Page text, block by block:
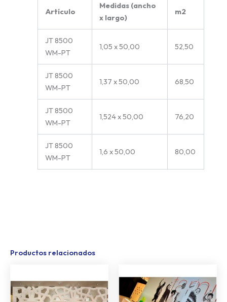
Artículo
Medidas (ancho
x largo)
m2
JT 8500
WM-PT
1,05 x 50,00 52,50
JT 8500
WM-PT
1,37 x 50,00 68,50
JT 8500
WM-PT
1,524 x 50,00 76,20
JT 8500
WM-PT
1,6 x 50,00 80,00
Productos relacionados